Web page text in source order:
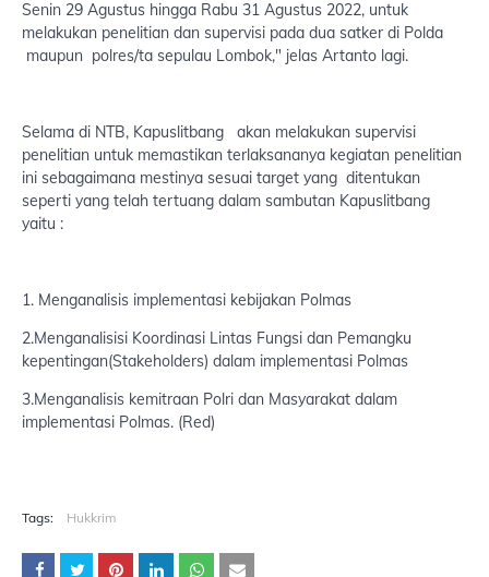
Senin 29 Agustus hingga Rabu 31 Agustus 2022, untuk
melakukan penelitian dan supervisi pada dua satker di Polda
maupun polres/ta sepulau Lombok," jelas Artanto lagi.
Selama di NTB, Kapuslitbang akan melakukan supervisi
penelitian untuk memastikan terlaksananya kegiatan penelitian
ini sebagaimana mestinya sesuai target yang ditentukan
seperti yang telah tertuang dalam sambutan Kapuslitbang
yaitu :
1. Menganalisis implementasi kebijakan Polmas
2.Menganalisisi Koordinasi Lintas Fungsi dan Pemangku
kepentingan(Stakeholders) dalam implementasi Polmas
3.Menganalisis kemitraan Polri dan Masyarakat dalam
implementasi Polmas. (Red)
Tags: Hukkrim